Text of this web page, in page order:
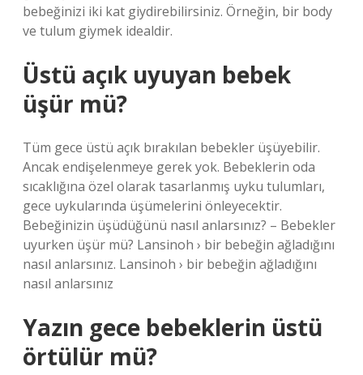
bebeğinizi iki kat giydirebilirsiniz. Örneğin, bir body
ve tulum giymek idealdir.
Üstü açık uyuyan bebek
üşür mü?
Tüm gece üstü açık bırakılan bebekler üşüyebilir.
Ancak endişelenmeye gerek yok. Bebeklerin oda
sıcaklığına özel olarak tasarlanmış uyku tulumları,
gece uykularında üşümelerini önleyecektir.
Bebeğinizin üşüdüğünü nasıl anlarsınız? – Bebekler
uyurken üşür mü? Lansinoh › bir bebeğin ağladığını
nasıl anlarsınız. Lansinoh › bir bebeğin ağladığını
nasıl anlarsınız
Yazın gece bebeklerin üstü
örtülür mü?